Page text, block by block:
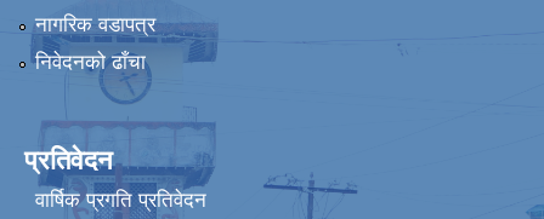
नागरिक वडापत्र
निवेदनको ढाँचा
प्रतिवेदन
वार्षिक प्रगति प्रतिवेदन